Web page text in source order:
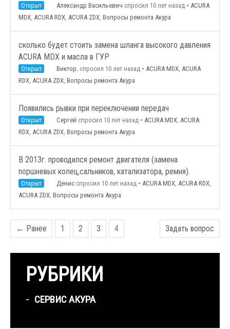
Открыт Александр Васильевич спросил 10 лет назад • ACURA
MDX ACURA RDX ACURA ZDX Вопросы ремонта Акура
сколько будет стоить замена шланга высокого давления
ACURA MDX и масла в ГУР
Открыт Виктор. спросил 10 лет назад • ACURA MDX ACURA
RDX ACURA ZDX Вопросы ремонта Акура
Появились рывки при переключении передач
Открыт Сергей спросил 10 лет назад • ACURA MDX ACURA
RDX ACURA ZDX Вопросы ремонта Акура
В 2013г. проводился ремонт двигателя (замена
поршневых колец,сальников, катализатора, ремня).
Открыт Денис спросил 10 лет назад • ACURA MDX ACURA RDX
ACURA ZDX Вопросы ремонта Акура
← Ранее 1 2 3 4 Задать вопрос
РУБРИКИ
СЕРВИС АКУРА